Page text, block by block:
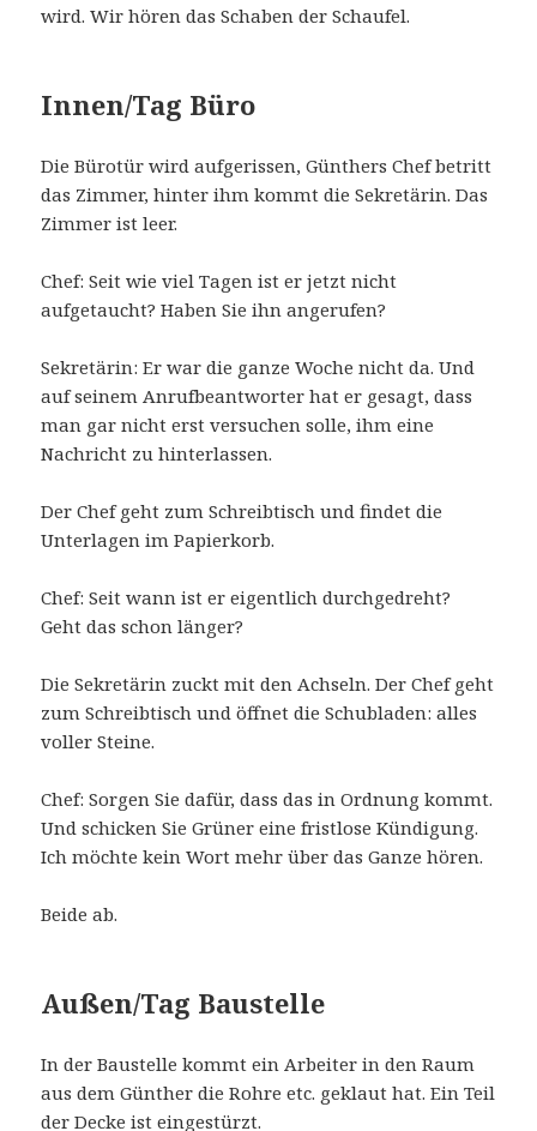
wird. Wir hören das Schaben der Schaufel.
Innen/Tag Büro
Die Bürotür wird aufgerissen, Günthers Chef betritt
das Zimmer, hinter ihm kommt die Sekretärin. Das
Zimmer ist leer.
Chef: Seit wie viel Tagen ist er jetzt nicht
aufgetaucht? Haben Sie ihn angerufen?
Sekretärin: Er war die ganze Woche nicht da. Und
auf seinem Anrufbeantworter hat er gesagt, dass
man gar nicht erst versuchen solle, ihm eine
Nachricht zu hinterlassen.
Der Chef geht zum Schreibtisch und findet die
Unterlagen im Papierkorb.
Chef: Seit wann ist er eigentlich durchgedreht?
Geht das schon länger?
Die Sekretärin zuckt mit den Achseln. Der Chef geht
zum Schreibtisch und öffnet die Schubladen: alles
voller Steine.
Chef: Sorgen Sie dafür, dass das in Ordnung kommt.
Und schicken Sie Grüner eine fristlose Kündigung.
Ich möchte kein Wort mehr über das Ganze hören.
Beide ab.
Außen/Tag Baustelle
In der Baustelle kommt ein Arbeiter in den Raum
aus dem Günther die Rohre etc. geklaut hat. Ein Teil
der Decke ist eingestürzt.